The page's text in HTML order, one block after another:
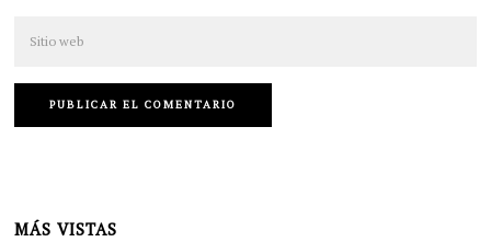
MÁS VISTAS